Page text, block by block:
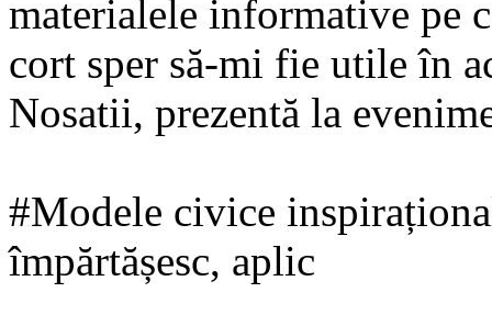
materialele informative pe
cort sper să-mi fie utile în
Nosatii, prezentă la
#Modele civice
împărtășesc, aplic